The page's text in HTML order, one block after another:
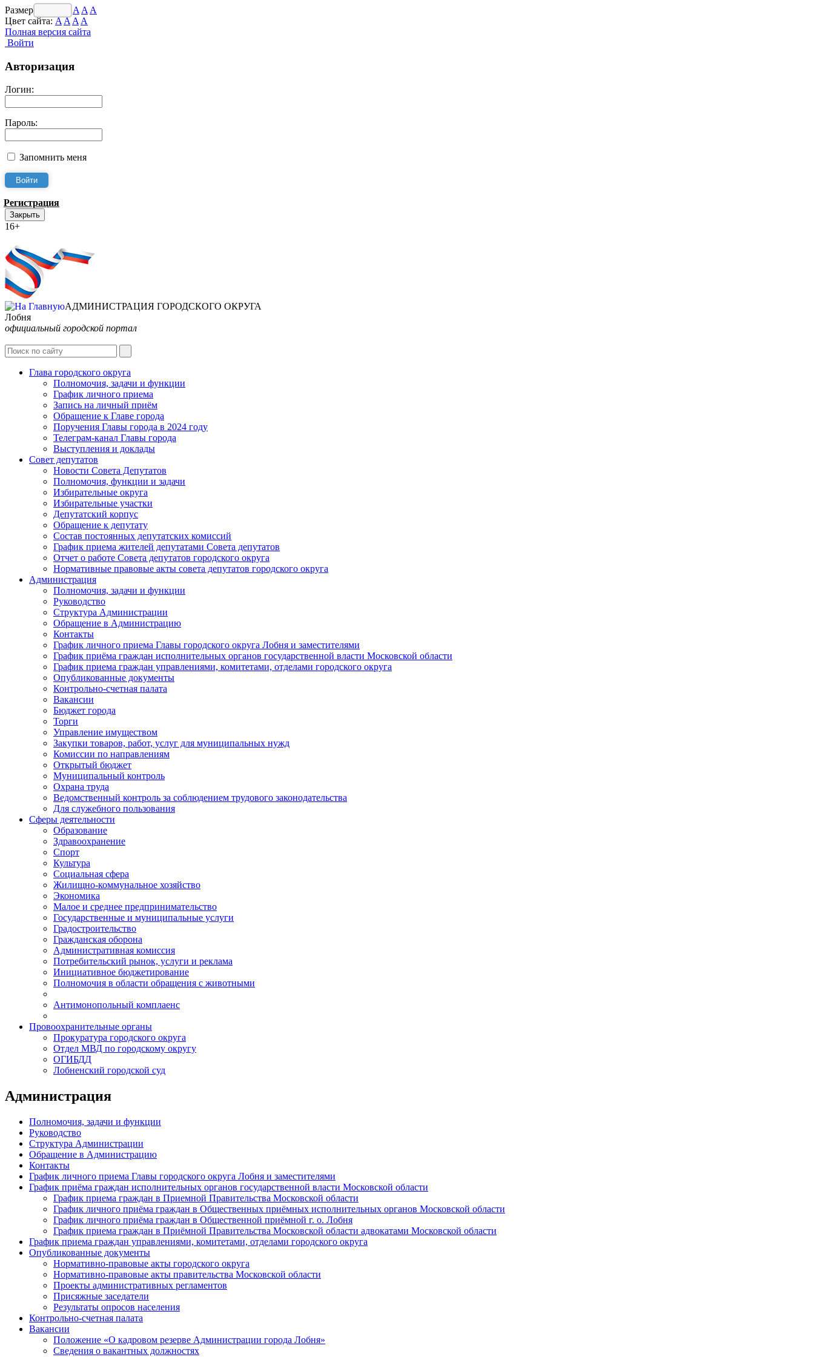
Размер шрифта: A A A
Цвет сайта:AA A A
Полная версия сайта
Войти
Авторизация
Логин:
Пароль:
Запомнить меня
Регистрация
Закрыть
16+
АДМИНИСТРАЦИЯ ГОРОДСКОГО ОКРУГА
Лобня
официальный городской портал
Глава городского округа
Полномочия, задачи и функции
График личного приема
Запись на личный приём
Обращение к Главе города
Поручения Главы города в 2024 году
Телеграм-канал Главы города
Выступления и доклады
Совет депутатов
Новости Совета Депутатов
Полномочия, функции и задачи
Избирательные округа
Избирательные участки
Депутатский корпус
Обращение к депутату
Состав постоянных депутатских комиссий
График приема жителей депутатами Совета депутатов
Отчет о работе Совета депутатов городского округа
Нормативные правовые акты совета депутатов городского округа
Администрация
Полномочия, задачи и функции
Руководство
Структура Администрации
Обращение в Администрацию
Контакты
График личного приема Главы городского округа Лобня и заместителями
График приёма граждан исполнительных органов государственной власти Московской области
График приема граждан управлениями, комитетами, отделами городского округа
Опубликованные документы
Контрольно-счетная палата
Вакансии
Бюджет города
Торги
Управление имуществом
Закупки товаров, работ, услуг для муниципальных нужд
Комиссии по направлениям
Открытый бюджет
Муниципальный контроль
Охрана труда
Ведомственный контроль за соблюдением трудового законодательства
Для служебного пользования
Сферы деятельности
Образование
Здравоохранение
Спорт
Культура
Социальная сфера
Жилищно-коммунальное хозяйство
Экономика
Малое и среднее предпринимательство
Государственные и муниципальные услуги
Градостроительство
Гражданская оборона
Административная комиссия
Потребительский рынок, услуги и реклама
Инициативное бюджетирование
Полномочия в области обращения с животными
Антимонопольный комплаенс
Провоохранительные органы
Прокуратура городского округа
Отдел МВД по городскому округу
ОГИБДД
Лобненский городской суд
Администрация
Полномочия, задачи и функции
Руководство
Структура Администрации
Обращение в Администрацию
Контакты
График личного приема Главы городского округа Лобня и заместителями
График приёма граждан исполнительных органов государственной власти Московской области
График приема граждан в Приемной Правительства Московской области
График личного приёма граждан в Общественных приёмных исполнительных органов Московской области
График личного приёма граждан в Общественной приёмной г. о. Лобня
График приема граждан в Приёмной Правительства Московской области адвокатами Московской области
График приема граждан управлениями, комитетами, отделами городского округа
Опубликованные документы
Нормативно-правовые акты городского округа
Нормативно-правовые акты правительства Московской области
Проекты административных регламентов
Присяжные заседатели
Результаты опросов населения
Контрольно-счетная палата
Вакансии
Положение «О кадровом резерве Администрации города Лобня»
Сведения о вакантных должностях